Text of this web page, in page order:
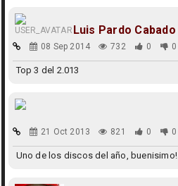
Luis Pardo Cabado
08 Sep 2014 732 0 0
Top 3 del 2.013
21 Oct 2013 821 0 0
Uno de los discos del año, buenisimo!